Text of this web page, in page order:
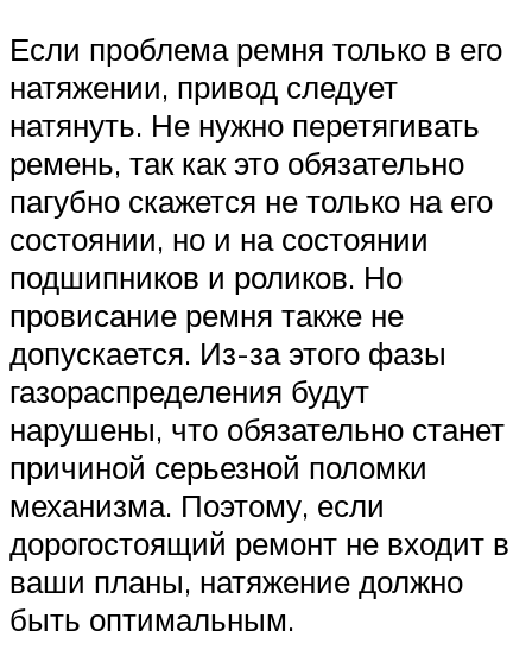
Если проблема ремня только в его
натяжении, привод следует
натянуть. Не нужно перетягивать
ремень, так как это обязательно
пагубно скажется не только на его
состоянии, но и на состоянии
подшипников и роликов. Но
провисание ремня также не
допускается. Из-за этого фазы
газораспределения будут
нарушены, что обязательно станет
причиной серьезной поломки
механизма. Поэтому, если
дорогостоящий ремонт не входит в
ваши планы, натяжение должно
быть оптимальным.